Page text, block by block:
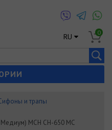
RU 0
и трапы
MCH CH-650 MC